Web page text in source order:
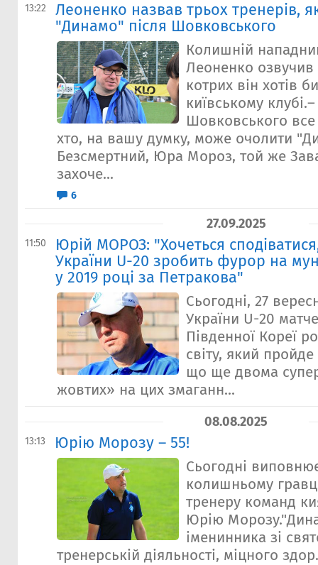
13:22
Леоненко назвав трьох тренерів,
"Динамо" після Шовковського
Колишній
Леоненко озвучив
котрих він хотів
київському
Шовковського все
хто, на вашу думку, може очолити
Безсмертний, Юра Мороз, той же
захоче...
6
27.09.2025
11:50
Юрій МОРОЗ: "Хочеться
України U-20 зробить фурор на
у 2019 році за Петракова"
Сьогодні, 27
України U-20
Південної Кореї
світу, який
що ще двома
жовтих» на цих змаганн...
08.08.2025
13:13 Юрію Морозу – 55!
Сьогодні
колишньому
тренеру команд
Юрію
іменинника зі
тренерській діяльності, міцного